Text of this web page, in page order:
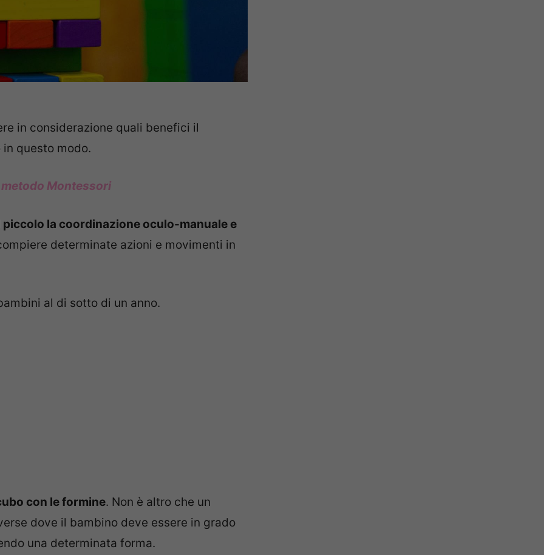
in considerazione quali benefici il
questo modo.
Montessori
la coordinazione oculo-manuale e
determinate azioni e movimenti in
al di sotto di un anno.
con le formine. Non è altro che un
dove il bambino deve essere in grado
una determinata forma.